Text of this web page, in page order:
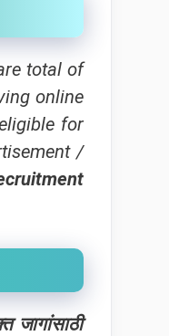
total of
online
for
/
जागांसाठी